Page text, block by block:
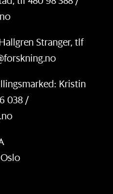
Stranger, tlf
Kristin
038 /